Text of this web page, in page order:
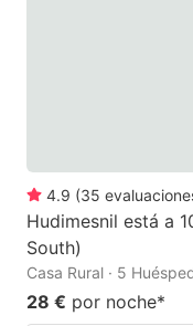
4.9 (35
Hudimesnil está a
South)
Casa Rural · 5
28 € por noche*